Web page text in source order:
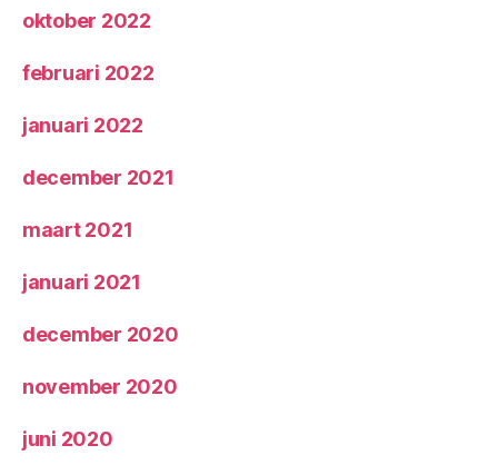
oktober 2022
februari 2022
januari 2022
december 2021
maart 2021
januari 2021
december 2020
november 2020
juni 2020